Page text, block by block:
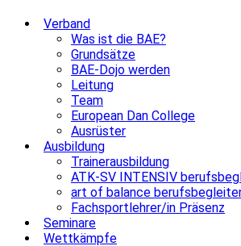
Verband
Was ist die BAE?
Grundsätze
BAE-Dojo werden
Leitung
Team
European Dan College
Ausrüster
Ausbildung
Trainerausbildung
ATK-SV INTENSIV
art of balance
Fachsportlehrer/in Präsenz
Seminare
Wettkämpfe